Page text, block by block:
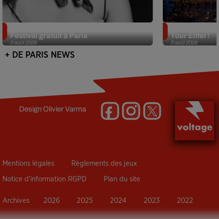
3 août 2026
Festival gratuit à Paris
3 août 2026
Tour Eiffel !
+ DE PARIS NEWS
DesignOlivier Varma
Mentions légales Règlements des jeux
Notice d’information RGPD Plan du site
Archives 2026 2025 2024 2023 2022